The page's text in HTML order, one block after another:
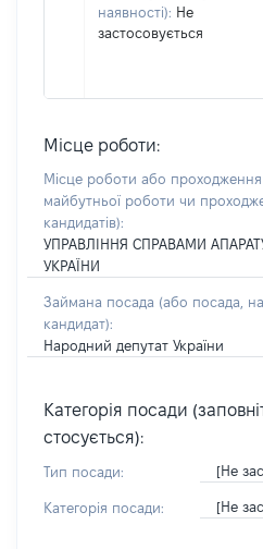
наявності): Не
застосовується
Місце роботи:
Місце роботи або
майбутньої роботи чи
кандидатів):
УПРАВЛІННЯ СПРАВАМИ
УКРАЇНИ
Займана посада (або посада,
кандидат):
Народний депутат України
Категорія посади
стосується):
Тип посади: [Не
Категорія посади: [Не